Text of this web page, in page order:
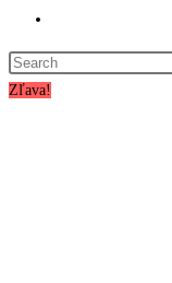
search
Zľava!